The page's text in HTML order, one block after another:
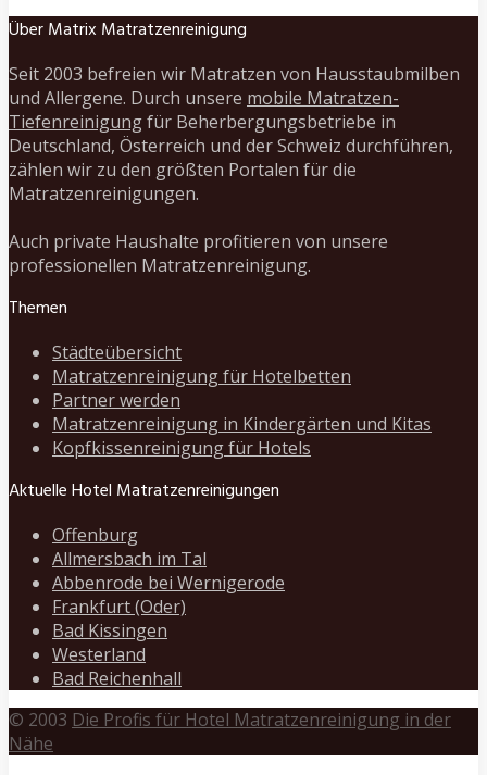
Über Matrix Matratzenreinigung
Seit 2003 befreien wir Matratzen von Hausstaubmilben
und Allergene. Durch unsere mobile Matratzen-
Tiefenreinigungfür Beherbergungsbetriebe in
Deutschland, Österreich und der Schweiz durchführen,
zählen wir zu den größten Portalen für die
Matratzenreinigungen.
Auch private Haushalte profitieren von unsere
professionellen Matratzenreinigung.
Themen
Städteübersicht
Matratzenreinigung für Hotelbetten
Partner werden
Matratzenreinigung in Kindergärten und Kitas
Kopfkissenreinigung für Hotels
Aktuelle Hotel Matratzenreinigungen
Offenburg
Allmersbach im Tal
Abbenrode bei Wernigerode
Frankfurt (Oder)
Bad Kissingen
Westerland
Bad Reichenhall
© 2003 Die Profis für Hotel Matratzenreinigung in der
Nähe